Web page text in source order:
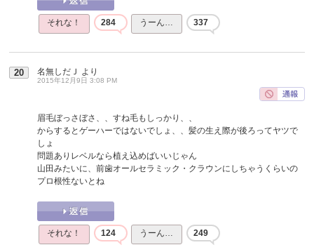
それな！ 284 うーん… 337
20 名無しだＪ より
2015年12月9日 3:08 PM
眉毛ぼっさぼさ、、すね毛もしっかり、、
からするとゲーハーではないでしょ、、髪の生え際が後ろってヤツで
しょ
問題ありレベルなら植え込めばいいじゃん
山田みたいに、前歯オールセラミック・クラウンにしちゃうくらいの
プロ根性ないとね
それな！ 124 うーん… 249